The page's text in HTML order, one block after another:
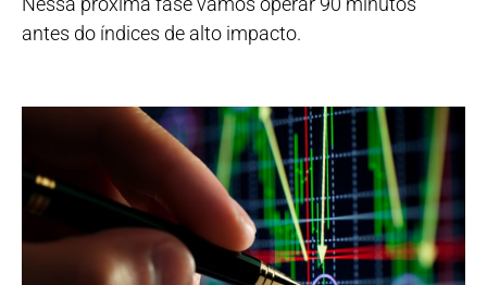
antes do índices de alto impacto.